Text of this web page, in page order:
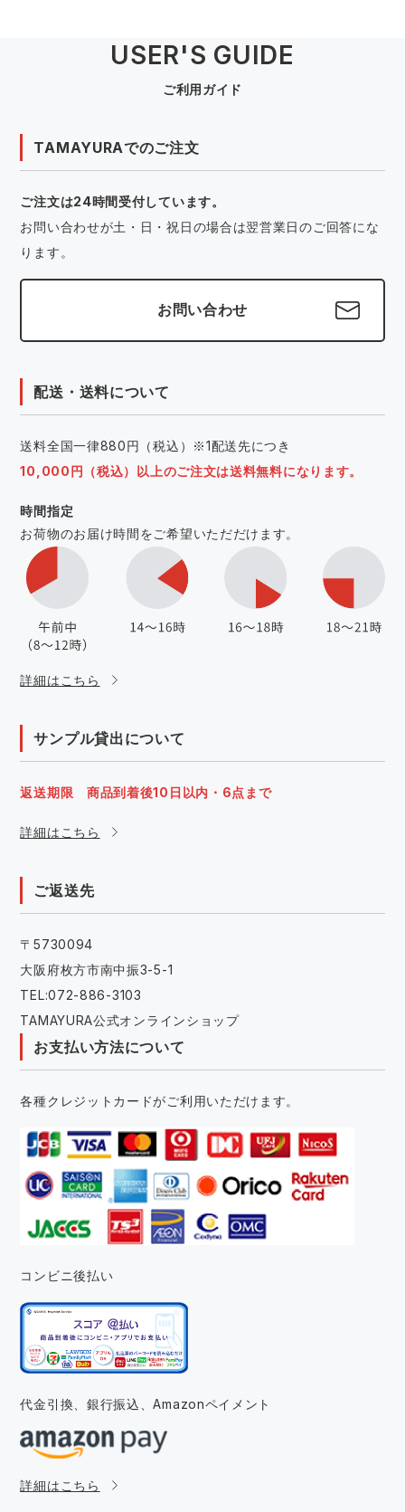
USER'S GUIDE
ご利用ガイド
TAMAYURAでのご注文
ご注文は24時間受付しています。
お問い合わせが土・日・祝日の場合は翌営業日のご回答にな
ります。
お問い合わせ
配送・送料について
送料全国一律880円（税込）※1配送先につき
10,000円（税込）以上のご注文は送料無料になります。
時間指定
お荷物のお届け時間をご希望いただだけます。
詳細はこちら
サンプル貸出について
返送期限 商品到着後10日以内・6点まで
詳細はこちら
ご返送先
〒5730094
大阪府枚方市南中振3-5-1
TEL:072-886-3103
TAMAYURA公式オンラインショップ
お支払い方法について
各種クレジットカードがご利用いただけます。
コンビニ後払い
代金引換、銀行振込、Amazonペイメント
詳細はこちら